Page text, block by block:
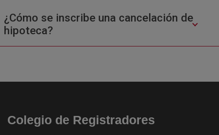
¿Cómo se inscribe una cancelación de
hipoteca?
Colegio de Registradores